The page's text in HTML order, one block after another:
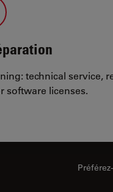
technical service,
software licenses.